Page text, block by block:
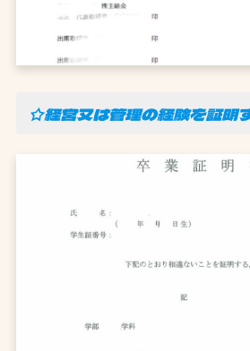
☆経営又は管理の経験を証明